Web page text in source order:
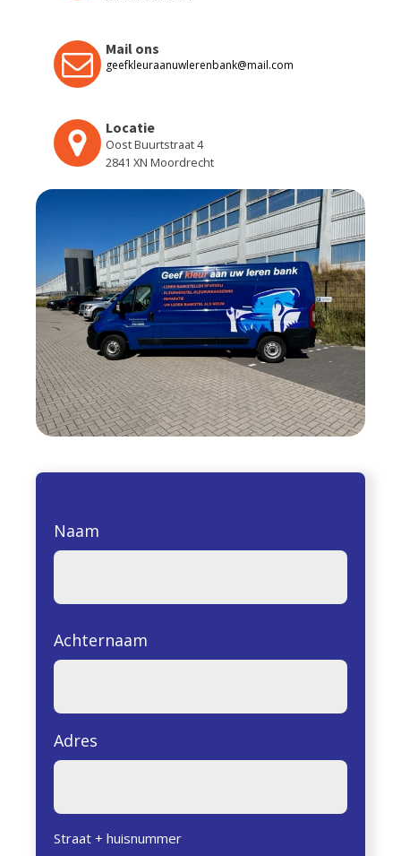
Mail ons
geefkleuraanuwlerenbank@mail.com
Locatie
Oost Buurtstraat 4
2841 XN Moordrecht
Naam
Achternaam
Adres
Straat + huisnummer